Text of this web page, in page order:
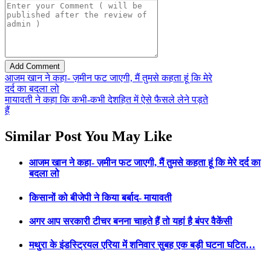
आजम खान ने कहा- ज़मीन फट जाएगी, मैं तुमसे कहता हूं कि मेरे
दर्द का बदला लो
मायावती ने कहा कि कभी-कभी देशहित में ऐसे फैसले लेने पड़ते
हैं
Similar Post You May Like
आजम खान ने कहा- ज़मीन फट जाएगी, मैं तुमसे कहता हूं कि मेरे दर्द का
बदला लो
किसानों को बीजेपी ने किया बर्बाद- मायावती
अगर आप सरकारी टीचर बनना चाहते हैं तो यहां है बंपर वैकेंसी
मथुरा के इंडस्ट्रियल एरिया में शनिवार सुबह एक बड़ी घटना घटित…